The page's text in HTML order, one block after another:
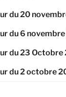
du 20
du 6
du 23 Octobre
du 2 octobre